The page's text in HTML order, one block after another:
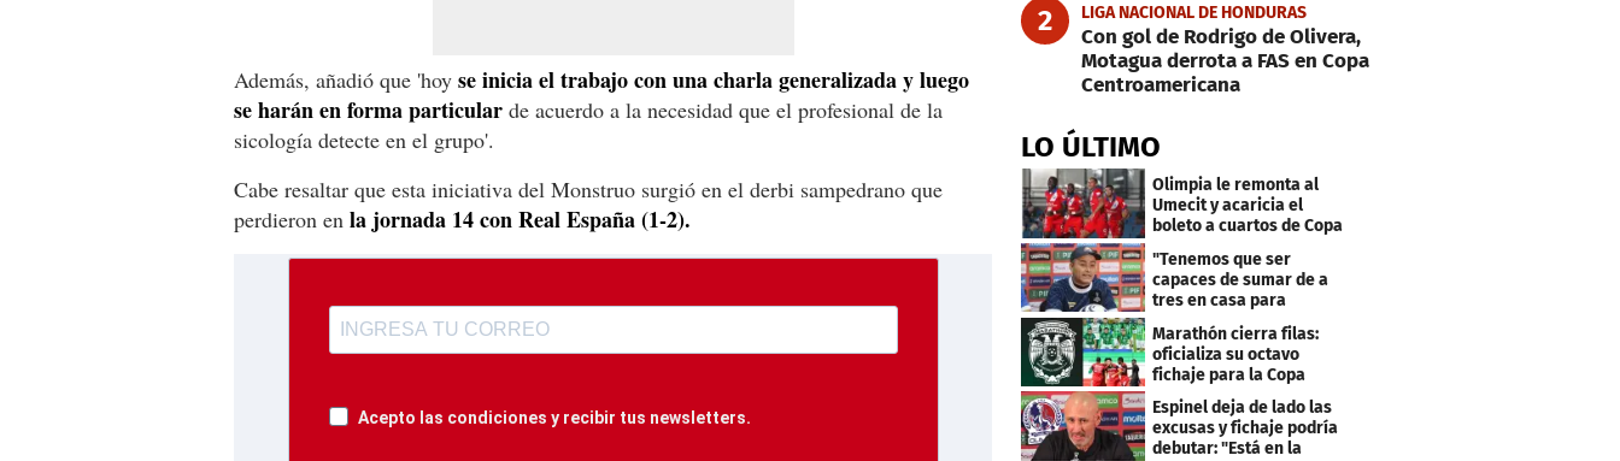
Además, añadió que 'hoy se inicia el trabajo con una charla generalizada y luego
se harán en forma particular de acuerdo a la necesidad que el profesional de la
sicología detecte en el grupo'.
Cabe resaltar que esta iniciativa del Monstruo surgió en el derbi sampedrano que
perdieron en la jornada 14 con Real España (1-2).
Acepto las condiciones y recibir tus newsletters.
2 LIGA NACIONAL DE HONDURAS
Con gol de Rodrigo de Olivera,
Motagua derrota a FAS en Copa
Centroamericana
LO ÚLTIMO
Olimpia le remonta al
Umecit y acaricia el
boleto a cuartos de Copa
"Tenemos que ser
capaces de sumar de a
tres en casa para
asegurar la
clasificación"
Marathón cierra filas:
oficializa su octavo
fichaje para la Copa
Centroamericana
Espinel deja de lado las
excusas y fichaje podría
debutar: "Está en la